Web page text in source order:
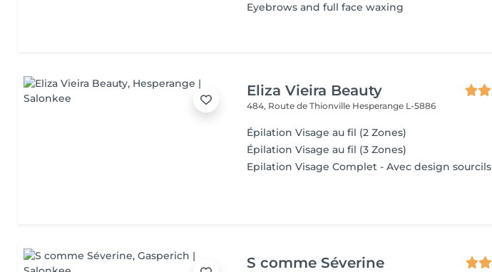
Eyebrows and full face waxing
Eliza Vieira Beauty
484, Route de Thionville Hesperange L-5886
Épilation Visage au fil (2 Zones)
Épilation Visage au fil (3 Zones)
Epilation Visage Complet - Avec design sourcils
S comme Séverine